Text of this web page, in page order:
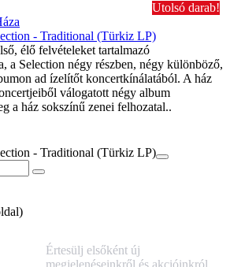
Utolsó darab!
- Traditional (Türkiz LP)
élő felvételeket tartalmazó
a Selection négy részben, négy különböző,
ad ízelítőt koncertkínálatából. A ház
válogatott négy album
a ház sokszínű zenei felhozatal..
- Traditional (Türkiz LP)
Értesülj elsőként új
megjelenéseinkről és akcióinkról.